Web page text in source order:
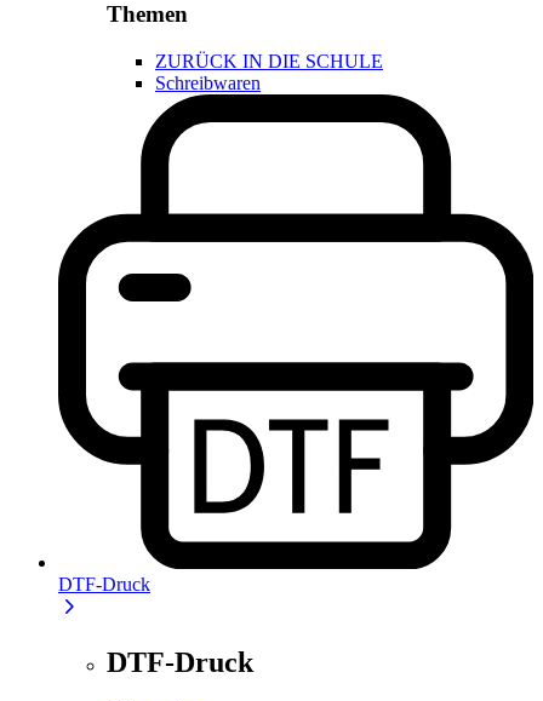
Themen
ZURÜCK IN DIE SCHULE
Schreibwaren
DTF-Druck
DTF-Druck